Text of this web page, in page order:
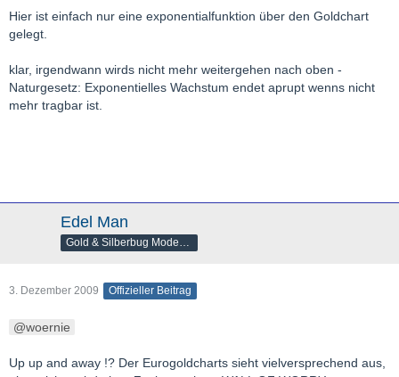
Hier ist einfach nur eine exponentialfunktion über den Goldchart
gelegt.
klar, irgendwann wirds nicht mehr weitergehen nach oben -
Naturgesetz: Exponentielles Wachstum endet aprupt wenns nicht
mehr tragbar ist.
Edel Man
3. Dezember 2009 Offizieller Beitrag
woernie
Up up and away !? Der Eurogoldcharts sieht vielversprechend aus,